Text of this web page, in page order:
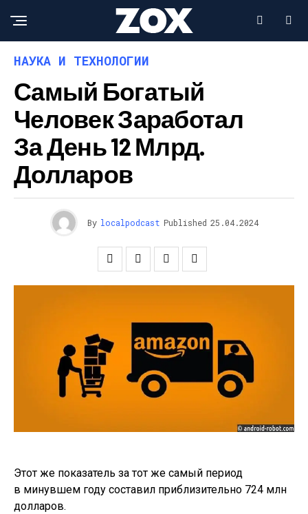
НАУКА И ТЕХНОЛОГИИ
Самый Богатый
Человек Заработал
За День 12 Млрд.
Долларов
By localpodcast Published 25.04.2024
Этот же показатель за тот же самый период
в минувшем году составил приблизительно 724 млн
долларов.